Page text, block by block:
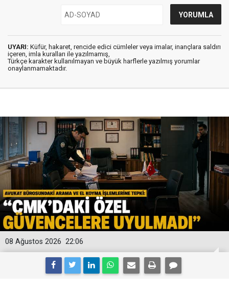
UYARI: Küfür, hakaret, rencide edici cümleler veya imalar, inançlara saldırı
içeren, imla kuralları ile yazılmamış,
Türkçe karakter kullanılmayan ve büyük harflerle yazılmış yorumlar
onaylanmamaktadır.
22:06
08 Ağustos 2026